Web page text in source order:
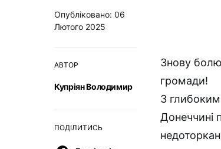
Опубліковано: 06
Лютого 2025
АВТОР
Купріян Володимир
ПОДІЛИТИСЬ
Знову
громади!
З
Донеччині